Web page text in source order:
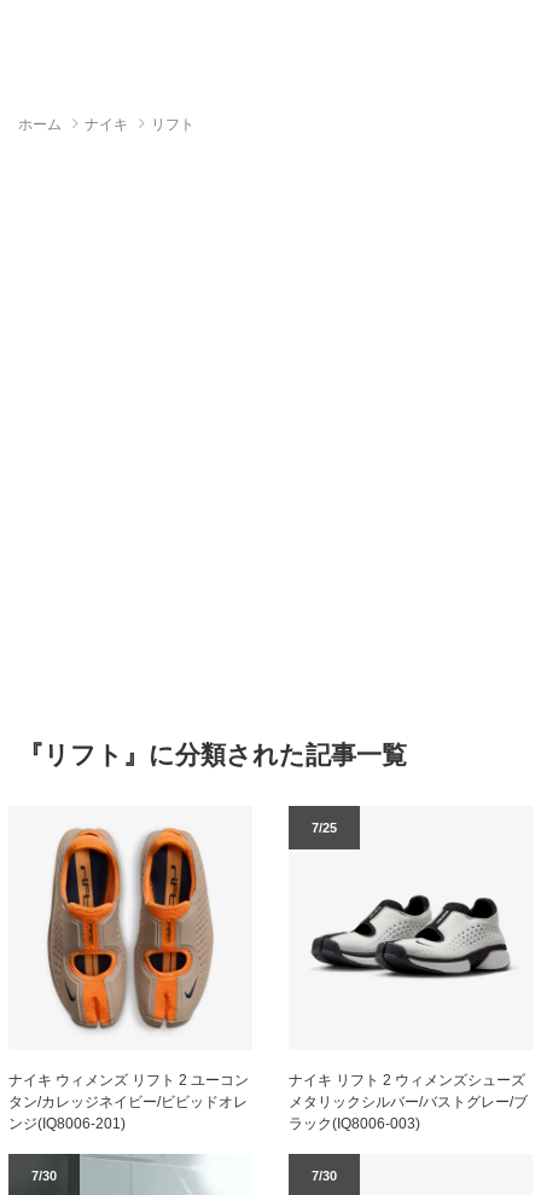
ホーム ナイキ リフト
『リフト』に分類された記事一覧
ナイキ ウィメンズ リフト 2 ユーコン
タン/カレッジネイビー/ビビッドオレ
ンジ(IQ8006-201)
7/25
ナイキ リフト 2 ウィメンズシューズ
メタリックシルバー/バストグレー/ブ
ラック(IQ8006-003)
7/30 7/30